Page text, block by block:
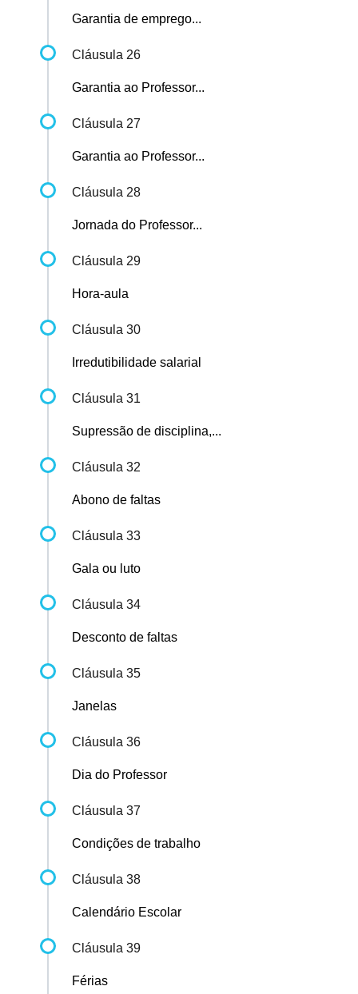
Garantia de emprego...
Cláusula 26
Garantia ao Professor...
Cláusula 27
Garantia ao Professor...
Cláusula 28
Jornada do Professor...
Cláusula 29
Hora-aula
Cláusula 30
Irredutibilidade salarial
Cláusula 31
Supressão de disciplina,...
Cláusula 32
Abono de faltas
Cláusula 33
Gala ou luto
Cláusula 34
Desconto de faltas
Cláusula 35
Janelas
Cláusula 36
Dia do Professor
Cláusula 37
Condições de trabalho
Cláusula 38
Calendário Escolar
Cláusula 39
Férias